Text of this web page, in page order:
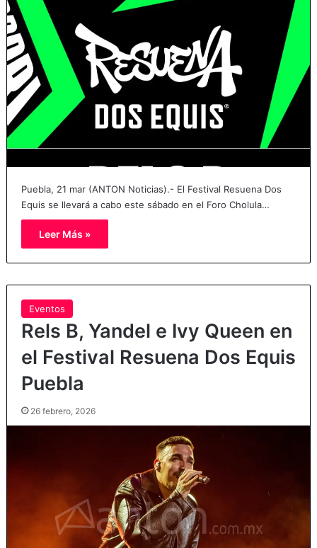
Puebla, 21 mar (ANTON Noticias).- El Festival Resuena Dos
Equis se llevará a cabo este sábado en el Foro Cholula…
Leer Más »
Eventos
Rels B, Yandel e Ivy Queen en
el Festival Resuena Dos Equis
Puebla
26 febrero, 2026